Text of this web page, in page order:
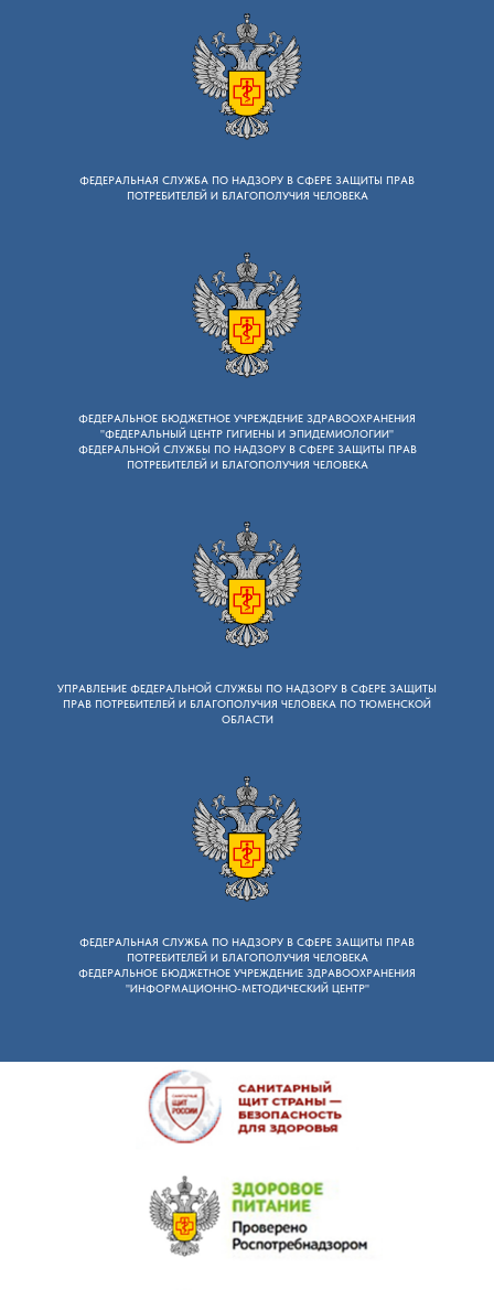
ФЕДЕРАЛЬНАЯ СЛУЖБА ПО НАДЗОРУ B СФЕРЕ ЗАЩИТЫ ПРАВ
ПОТРЕБИТЕЛЕЙ И БЛАГОПОЛУЧИЯ ЧЕЛОВЕКА
ФЕДЕРАЛЬНОЕ БЮДЖЕТНОЕ УЧРЕЖДЕНИЕ ЗДРАВООХРАНЕНИЯ
"ФЕДЕРАЛЬНЫЙ ЦЕНТР ГИГИЕНЫ И ЭПИДЕМИОЛОГИИ"
ФЕДЕРАЛЬНОЙ СЛУЖБЫ ПО НАДЗОРУ В СФЕРЕ ЗАЩИТЫ ПРАВ
ПОТРЕБИТЕЛЕЙ И БЛАГОПОЛУЧИЯ ЧЕЛОВЕКА
УПРАВЛЕНИЕ ФЕДЕРАЛЬНОЙ СЛУЖБЫ ПО НАДЗОРУ B СФЕРЕ ЗАЩИТЫ
ПРАВ ПОТРЕБИТЕЛЕЙ И БЛАГОПОЛУЧИЯ ЧЕЛОВЕКА ПО ТЮМЕНСКОЙ
ОБЛАСТИ
ФЕДЕРАЛЬНАЯ СЛУЖБА ПО НАДЗОРУ B СФЕРЕ ЗАЩИТЫ ПРАВ
ПОТРЕБИТЕЛЕЙ И БЛАГОПОЛУЧИЯ ЧЕЛОВЕКА
ФЕДЕРАЛЬНОЕ БЮДЖЕТНОЕ УЧРЕЖДЕНИЕ ЗДРАВООХРАНЕНИЯ
"ИНФОРМАЦИОННО-МЕТОДИЧЕСКИЙ ЦЕНТР"